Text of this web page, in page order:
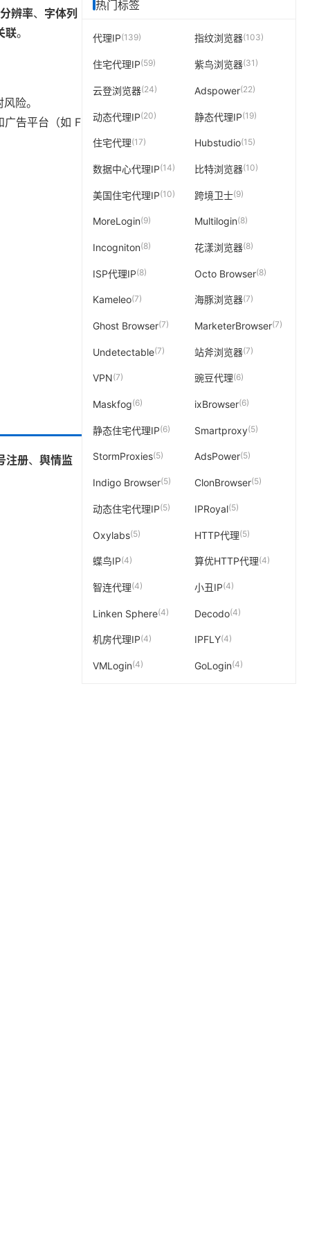
分辨率、 字体列
联。
险。
告平台（如 F
注册、 舆情监
热门标签
代理IP(139) 指纹浏览器(103)
住宅代理IP(59) 紫鸟浏览器(31)
云登浏览器(24) Adspower(22)
动态代理IP(20) 静态代理IP(19)
住宅代理(17) Hubstudio(15)
数据中心代理IP(14) 比特浏览器(10)
美国住宅代理IP(10) 跨境卫士(9)
MoreLogin(9) Multilogin(8)
Incogniton(8) 花漾浏览器(8)
ISP代理IP(8) Octo Browser(8)
Kameleo(7) 海豚浏览器(7)
Ghost Browser(7) MarketerBrowser(7)
Undetectable(7) 站斧浏览器(7)
VPN(7) 豌豆代理(6)
Maskfog(6) ixBrowser(6)
静态住宅代理IP(6) Smartproxy(5)
StormProxies(5) AdsPower(5)
Indigo Browser(5) ClonBrowser(5)
动态住宅代理IP(5) IPRoyal(5)
Oxylabs(5) HTTP代理(5)
蝶鸟IP(4) 算优HTTP代理(4)
智连代理(4) 小丑IP(4)
Linken Sphere(4) Decodo(4)
机房代理IP(4) IPFLY(4)
VMLogin(4) GoLogin(4)